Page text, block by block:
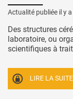
Actualité publiée il y a
Des structures
laboratoire, ou
scientifiques à
LIRE LA SUITE